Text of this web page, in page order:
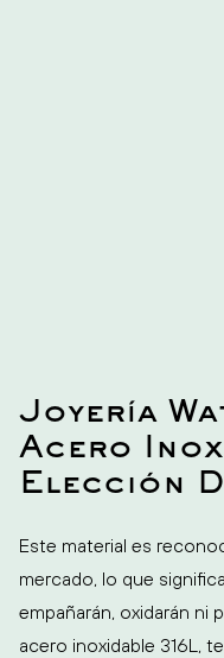
Joyería
Acero
Elección
Este material es
mercado, lo que
empañarán, oxidarán ni
acero inoxidable 316L,